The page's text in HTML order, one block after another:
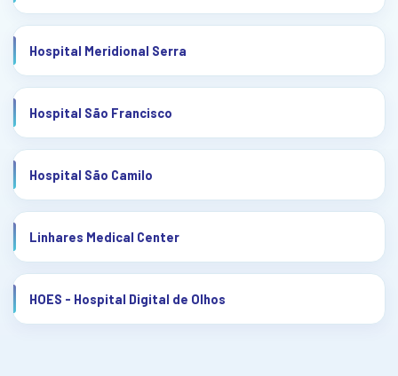
Hospital Meridional Serra
Hospital São Francisco
Hospital São Camilo
Linhares Medical Center
HOES - Hospital Digital de Olhos